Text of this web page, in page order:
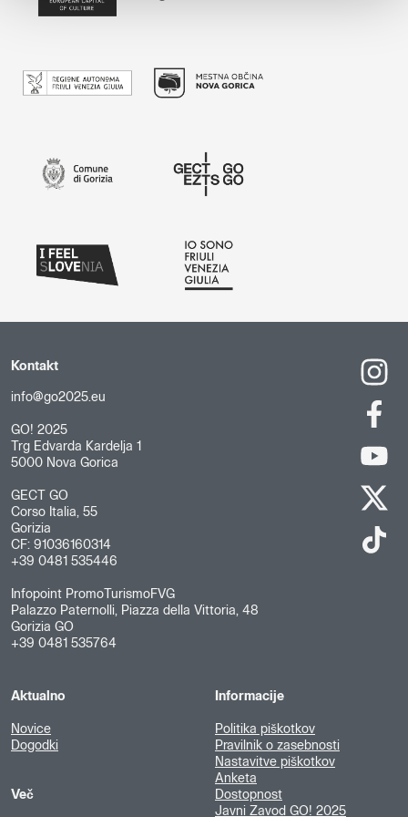
Kontakt
info@go2025.eu
GO! 2025
Trg Edvarda Kardelja 1
5000 Nova Gorica
GECT GO
Corso Italia, 55
Gorizia
CF: 91036160314
+39 0481 535446
Infopoint PromoTurismoFVG
Palazzo Paternolli, Piazza della Vittoria, 48
Gorizia GO
+39 0481 535764
Aktualno
Novice
Dogodki
Več
Informacije
Politika piškotkov
Pravilnik o zasebnosti
Nastavitve piškotkov
Anketa
Dostopnost
Javni Zavod GO! 2025